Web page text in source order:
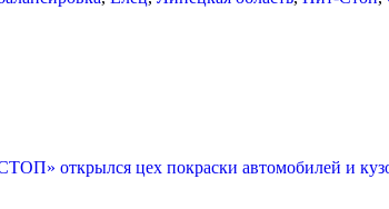
открылся цех покраски автомобилей и